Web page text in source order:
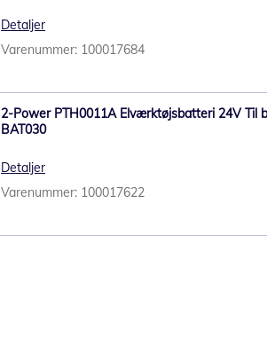
Detaljer
Varenummer: 100017684
2-Power PTH0011A Elværktøjsbatteri 24V Til
BAT030
Detaljer
Varenummer: 100017622